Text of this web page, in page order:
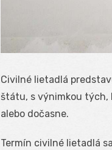
Civilné lietadlá
štátu, s výnimkou tých,
alebo dočasne.
Termín civilné lietadlá